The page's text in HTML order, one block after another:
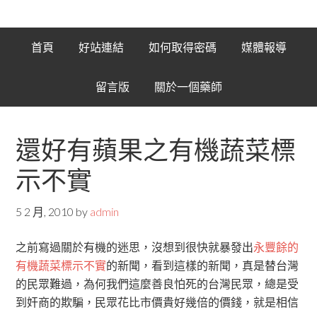
首頁 好站連結 如何取得密碼 媒體報導
留言版 關於一個藥師
還好有蘋果之有機蔬菜標
示不實
5 2 月, 2010 by admin
之前寫過關於有機的迷思，沒想到很快就暴發出永豐餘的
有機蔬菜標示不實的新聞，看到這樣的新聞，真是替台灣
的民眾難過，為何我們這麼善良怕死的台灣民眾，總是受
到奸商的欺騙，民眾花比市價貴好幾倍的價錢，就是相信